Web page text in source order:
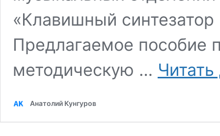
«Клавишный
Предлагаемое пособие
методическую …
Анатолий Кунгуров